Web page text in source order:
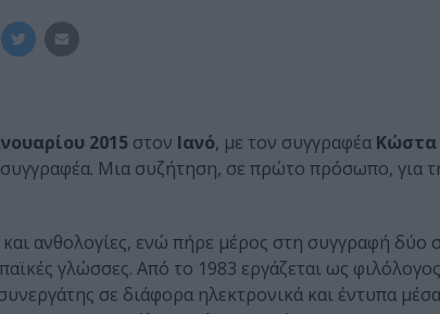
2015 στον Ιανό, με τον συγγραφέα Κώστα
Μια συζήτηση, σε πρώτο πρόσωπο, για
ανθολογίες, ενώ πήρε μέρος στη συγγραφή δύο
γλώσσες. Από το 1983 εργάζεται ως
σε διάφορα ηλεκτρονικά και έντυπα